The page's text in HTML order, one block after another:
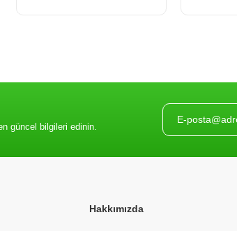
güncel bilgileri edinin.
Hakkımızda